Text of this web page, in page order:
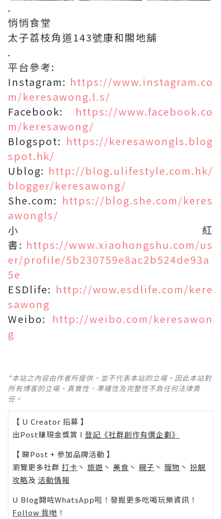
.
悄悄食堂
太子荔枝角道143號康和閣地舖
.
平台參考:
Instagram: https://www.instagram.co
m/keresawong.l.s/
Facebook: https://www.facebook.co
m/keresawong/
Blogspot: https://keresawongls.blog
spot.hk/
Ublog: http://blog.ulifestyle.com.hk/
blogger/keresawong/
She.com: https://blog.she.com/keres
awongls/
小紅
書: https://www.xiaohongshu.com/us
er/profile/5b230759e8ac2b524de93a
5e
ESDlife: http://wow.esdlife.com/kere
sawong
Weibo: http://weibo.com/keresawon
g
*本站之內容由作者所提供，並不代表本站的立場。因此本站對
所有博客的立場、真實性、準確性及完整性不負任何法律責
任。
【 U Creator 招募 】
出Post賺現金獎賞 l 登記《社群創作有價企劃》
【 睇Post + 參加品牌活動 】
瀏覽更多社群 打卡 丶 旅遊 丶 美食 丶 親子 丶 寵物 丶 扮靚
攻略及 活動情報
U Blog開咗WhatsApp啦！發掘更多吃喝玩樂資訊！
Follow 我哋 ！